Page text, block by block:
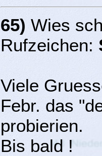
65) Wies
Rufzeichen:
Viele
Febr. das
probierien.
Bis bald !